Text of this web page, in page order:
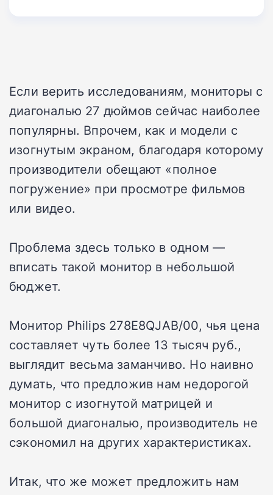
Если верить исследованиям, мониторы с
диагональю 27 дюймов сейчас наиболее
популярны. Впрочем, как и модели с
изогнутым экраном, благодаря которому
производители обещают «полное
погружение» при просмотре фильмов
или видео.
Проблема здесь только в одном —
вписать такой монитор в небольшой
бюджет.
Монитор Philips 278E8QJAB/00, чья цена
составляет чуть более 13 тысяч руб.,
выглядит весьма заманчиво. Но наивно
думать, что предложив нам недорогой
монитор с изогнутой матрицей и
большой диагональю, производитель не
сэкономил на других характеристиках.
Итак, что же может предложить нам